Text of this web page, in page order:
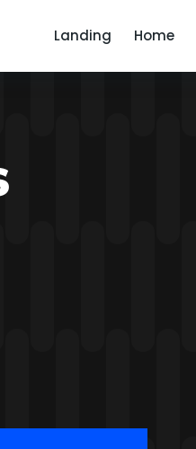
Landing Home